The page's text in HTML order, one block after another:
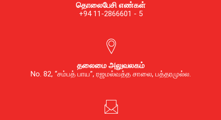
தொலைபேசி எண்கள்
+94 11-2866601 - 5
தலைமை அலுவலகம்
No. 82, “சம்பத் பாய”, ரஜமல்வத்த சாலை, பத்தரமுல்ல.